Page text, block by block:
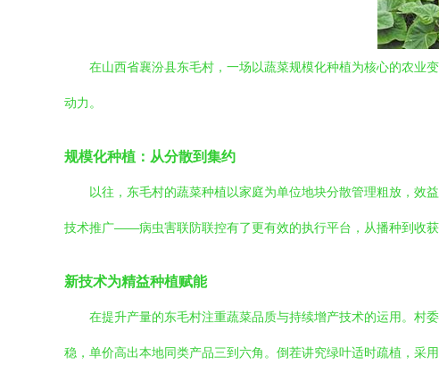
在山西省襄汾县东毛村，一场以蔬菜规模化种植为核心的农业
动力。
规模化种植：从分散到集约
以往，东毛村的蔬菜种植以家庭为单位地块分散管理粗放，效
技术推广——病虫害联防联控有了更有效的执行平台，从播种到收
新技术为精益种植赋能
在提升产量的东毛村注重蔬菜品质与持续增产技术的运用。村
稳，单价高出本地同类产品三到六角。倒茬讲究绿叶适时疏植，采